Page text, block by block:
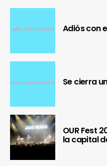
Adiós con
Se cierra
OUR Fest
la capital